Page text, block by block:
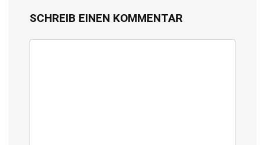
SCHREIB EINEN KOMMENTAR